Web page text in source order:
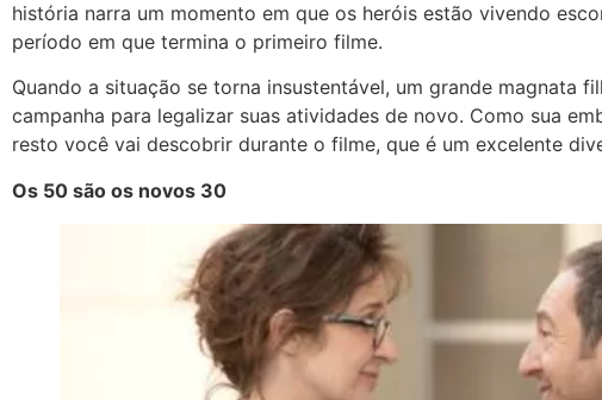
história narra um momento em que os heróis estão vivendo
período em que termina o primeiro filme.
Quando a situação se torna insustentável, um grande magnata
campanha para legalizar suas atividades de novo. Como sua
resto você vai descobrir durante o filme, que é um excelente
Os 50 são os novos 30